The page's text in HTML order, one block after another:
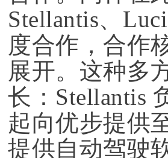
Stellantis、
度合作，合作
展开。这种多
长：Stellantis
起向优步提供
提供自动驾驶